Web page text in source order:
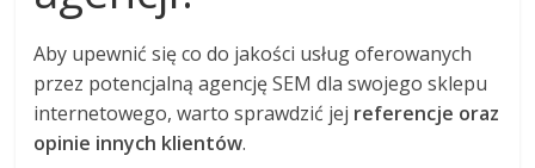
Aby upewnić się co do jakości usług oferowanych
przez potencjalną agencję SEM dla swojego sklepu
internetowego, warto sprawdzić jej referencje oraz
opinie innych klientów.